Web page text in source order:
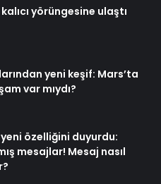
yörüngesine ulaştı
yeni keşif: Mars’ta
var mıydı?
özelliğini duyurdu:
mesajlar! Mesaj nasıl